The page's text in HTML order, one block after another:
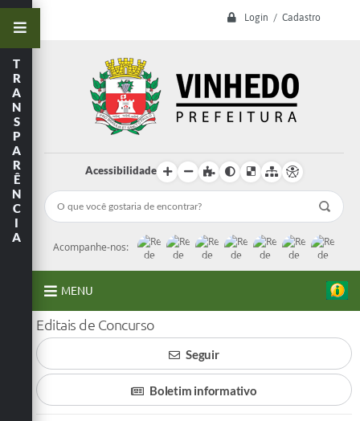
Login / Cadastro
Acessibilidade
Acompanhe-nos:
MENU
A Prefeitura
T
R
A
N
S
P
A
R
Ê
N
C
I
A
Editais de Concurso
Seguir
Boletim informativo